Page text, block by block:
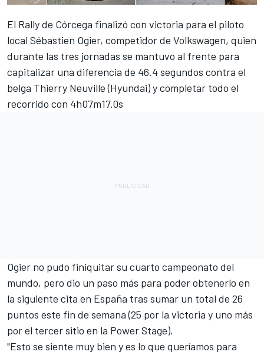
El Rally de Córcega finalizó con victoria para el piloto
local Sébastien Ogier, competidor de Volkswagen, quien
durante las tres jornadas se mantuvo al frente para
capitalizar una diferencia de 46.4 segundos contra el
belga Thierry Neuville (Hyundai) y completar todo el
recorrido con 4h07m17.0s
Ogier no pudo finiquitar su cuarto campeonato del
mundo, pero dio un paso más para poder obtenerlo en
la siguiente cita en España tras sumar un total de 26
puntos este fin de semana (25 por la victoria y uno más
por el tercer sitio en la Power Stage).
"Esto se siente muy bien y es lo que queríamos para